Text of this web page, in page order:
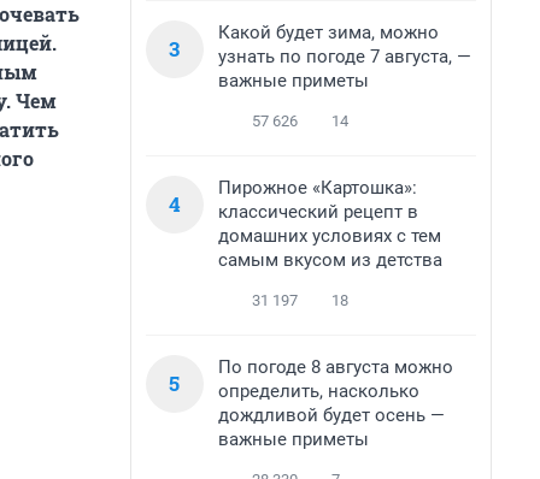
Чем
3
Какой будет зима, можно
узнать по погоде 7 августа, —
важные приметы
57 626 14
4
Пирожное «Картошка»:
классический рецепт в
домашних условиях с тем
самым вкусом из детства
31 197 18
5
По погоде 8 августа можно
определить, насколько
дождливой будет осень —
важные приметы